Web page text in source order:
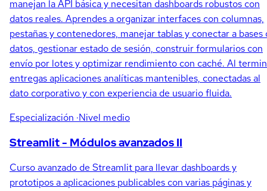
manejan la API básica y necesitan dashboards robustos con
datos reales. Aprendes a organizar interfaces con columnas,
pestañas y contenedores, manejar tablas y conectar a bases
datos, gestionar estado de sesión, construir formularios con
envío por lotes y optimizar rendimiento con caché. Al
entregas aplicaciones analíticas mantenibles, conectadas al
dato corporativo y con experiencia de usuario fluida.
Especialización ·Nivel medio
Streamlit - Módulos avanzados II
Curso avanzado de Streamlit para llevar dashboards y
prototipos a aplicaciones publicables con varias páginas y